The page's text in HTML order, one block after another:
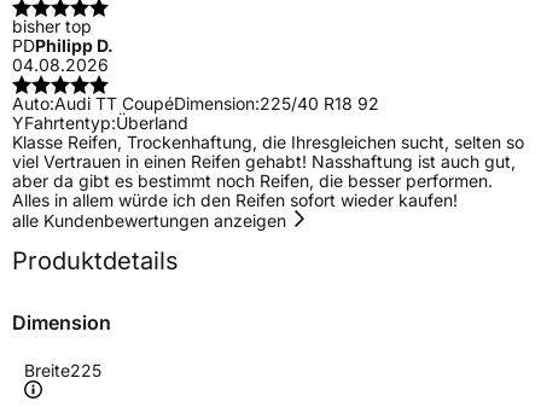
bisher top
PDPhilipp D.
04.08.2026
Auto:Audi TT CoupéDimension:225/40 R18 92
YFahrtentyp:Überland
Klasse Reifen, Trockenhaftung, die Ihresgleichen sucht, selten so
viel Vertrauen in einen Reifen gehabt! Nasshaftung ist auch gut,
aber da gibt es bestimmt noch Reifen, die besser performen.
Alles in allem würde ich den Reifen sofort wieder kaufen!
alle Kundenbewertungen anzeigen
Produktdetails
Dimension
Breite225